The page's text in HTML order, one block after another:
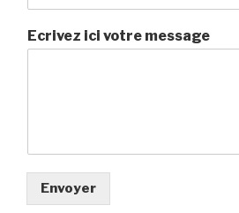
Ecrivez ici votre message
Envoyer